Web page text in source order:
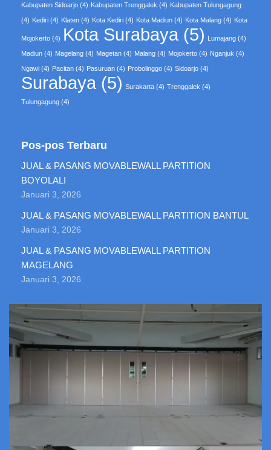
Kabupaten Sidoarjo (4) Kabupaten Trenggalek (4) Kabupaten Tulungagung
(4) Kediri (4) Klaten (4) Kota Kediri (4) Kota Madiun (4) Kota Malang (4) Kota
Mojokerto (4) Kota Surabaya (5) Lumajang (4)
Madiun (4) Magelang (4) Magetan (4) Malang (4) Mojokerto (4) Nganjuk (4)
Ngawi (4) Pacitan (4) Pasuruan (4) Probolinggo (4) Sidoarjo (4)
Surabaya (5) Surakarta (4) Trenggalek (4)
Tulungagung (4)
Pos-pos Terbaru
JUAL & PASANG MOVABLEWALL PARTITION
BOYOLALI
Januari 3, 2026
JUAL & PASANG MOVABLEWALL PARTITION BANTUL
Januari 3, 2026
JUAL & PASANG MOVABLEWALL PARTITION
MAGELANG
Januari 3, 2026